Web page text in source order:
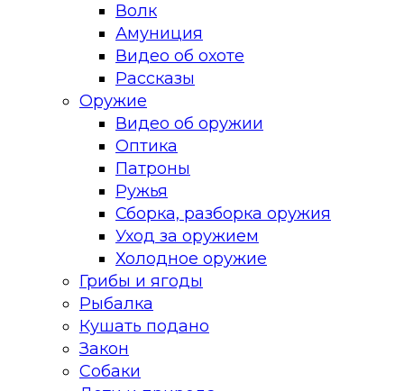
Волк
Амуниция
Видео об охоте
Рассказы
Оружие
Видео об оружии
Оптика
Патроны
Ружья
Сборка, разборка оружия
Уход за оружием
Холодное оружие
Грибы и ягоды
Рыбалка
Кушать подано
Закон
Собаки